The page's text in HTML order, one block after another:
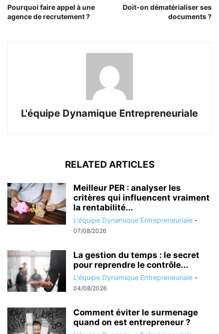
Pourquoi faire appel à une
agence de recrutement ?
Doit-on dématérialiser ses
documents ?
L'équipe Dynamique Entrepreneuriale
RELATED ARTICLES
Meilleur PER : analyser les
critères qui influencent vraiment
la rentabilité...
L'équipe Dynamique Entrepreneuriale -
07/08/2026
La gestion du temps : le secret
pour reprendre le contrôle...
L'équipe Dynamique Entrepreneuriale -
04/08/2026
Comment éviter le surmenage
quand on est entrepreneur ?